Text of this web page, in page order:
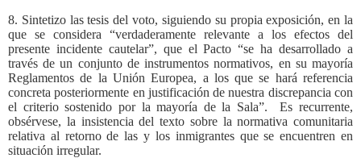
8. Sintetizo las tesis del voto, siguiendo su propia exposición, en la
que se considera “verdaderamente relevante a los efectos del
presente incidente cautelar”, que el Pacto “se ha desarrollado a
través de un conjunto de instrumentos normativos, en su mayoría
Reglamentos de la Unión Europea, a los que se hará referencia
concreta posteriormente en justificación de nuestra discrepancia con
el criterio sostenido por la mayoría de la Sala”.
Es recurrente,
obsérvese, la insistencia del texto sobre la normativa comunitaria
relativa al retorno de las y los inmigrantes que se encuentren en
situación irregular.